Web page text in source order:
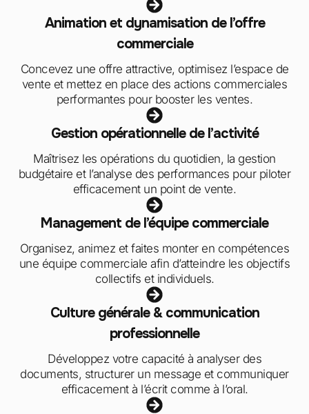
Animation et dynamisation de l’offre
commerciale
Concevez une offre attractive, optimisez l’espace de
vente et mettez en place des actions commerciales
performantes pour booster les ventes.
Gestion opérationnelle de l’activité
Maîtrisez les opérations du quotidien, la gestion
budgétaire et l’analyse des performances pour piloter
efficacement un point de vente.
Management de l’équipe commerciale
Organisez, animez et faites monter en compétences
une équipe commerciale afin d’atteindre les objectifs
collectifs et individuels.
Culture générale & communication
professionnelle
Développez votre capacité à analyser des
documents, structurer un message et communiquer
efficacement à l’écrit comme à l’oral.